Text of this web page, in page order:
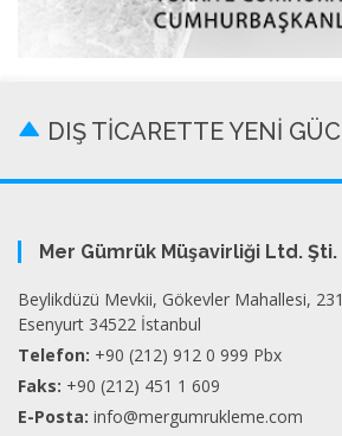
DIŞ TİCARETTE YENİ
Mer Gümrük Müşavirliği Ltd. Şti.
Beylikdüzü Mevkii, Gökevler Mahallesi,
Esenyurt 34522 İstanbul
Telefon: +90 (212) 912 0 999 Pbx
Faks: +90 (212) 451 1 609
E-Posta: info@mergumrukleme.com